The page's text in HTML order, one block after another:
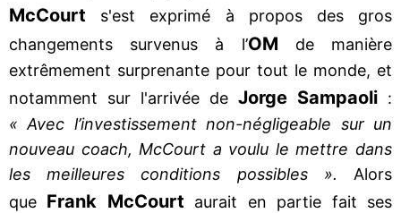
McCourt s'est exprimé à propos des gros
changements survenus à l’OM de manière
extrêmement surprenante pour tout le monde, et
notamment sur l'arrivée de Jorge Sampaoli :
« Avec l’investissement non-négligeable sur un
nouveau coach, McCourt a voulu le mettre dans
les meilleures conditions possibles ». Alors
que Frank McCourt aurait en partie fait ses